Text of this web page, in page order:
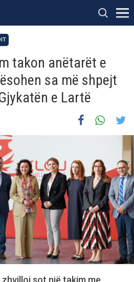
takon anëtarët e
sa më shpejt
e Lartë
sot një takim me